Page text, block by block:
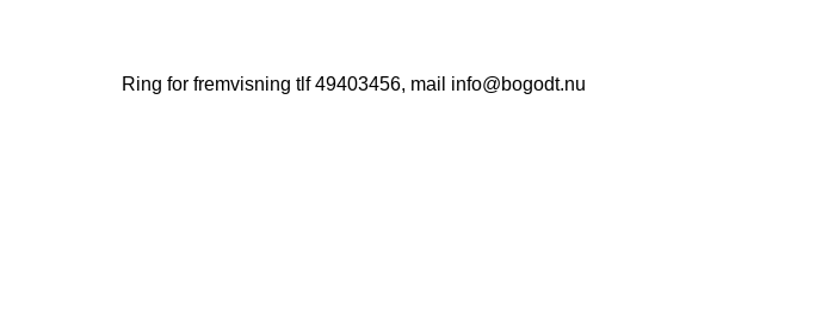
Ring for fremvisning tlf 49403456, mail info@bogodt.nu